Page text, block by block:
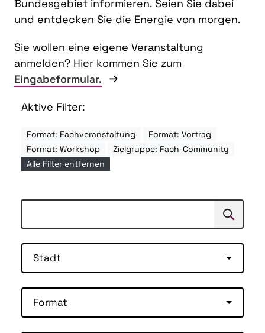
Bundesgebiet informieren. Seien Sie dabei
und entdecken Sie die Energie von morgen.
Sie wollen eine eigene Veranstaltung
anmelden? Hier kommen Sie zum
Eingabeformular.
Aktive Filter:
Format: Fachveranstaltung
Format: Vortrag
Format: Workshop
Zielgruppe: Fach-Community
Alle Filter entfernen
Suchen
Stadt
Format